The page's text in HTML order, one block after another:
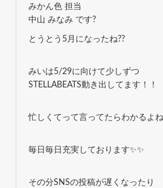
みかん色 担当
中山 みなみ です?
とうとう5月になったね??
みいは5/29に向けて少しずつ
STELLABEATS動き出してます！！
忙しくてって言ってたらわかるよ
毎日毎日充実しております✨✨
その分SNSの投稿が遅くなったり